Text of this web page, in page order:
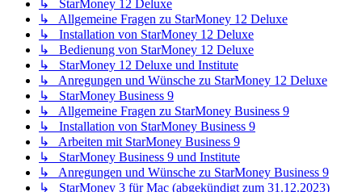
↳ StarMoney 12 Deluxe
↳ Allgemeine Fragen zu StarMoney 12 Deluxe
↳ Installation von StarMoney 12 Deluxe
↳ Bedienung von StarMoney 12 Deluxe
↳ StarMoney 12 Deluxe und Institute
↳ Anregungen und Wünsche zu StarMoney 12 Deluxe
↳ StarMoney Business 9
↳ Allgemeine Fragen zu StarMoney Business 9
↳ Installation von StarMoney Business 9
↳ Arbeiten mit StarMoney Business 9
↳ StarMoney Business 9 und Institute
↳ Anregungen und Wünsche zu StarMoney Business 9
↳ StarMoney 3 für Mac (abgekündigt zum 31.12.2023)